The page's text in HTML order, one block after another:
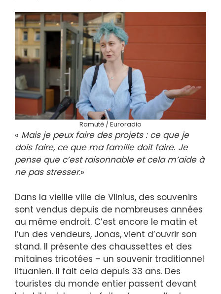
Ramutė / Euroradio
« Mais je peux faire des projets : ce que je
dois faire, ce que ma famille doit faire. Je
pense que c’est raisonnable et cela m’aide à
ne pas stresser.»
Dans la vieille ville de Vilnius, des souvenirs
sont vendus depuis de nombreuses années
au même endroit. C’est encore le matin et
l’un des vendeurs, Jonas, vient d’ouvrir son
stand. Il présente des chaussettes et des
mitaines tricotées – un souvenir traditionnel
lituanien. Il fait cela depuis 33 ans. Des
touristes du monde entier passent devant